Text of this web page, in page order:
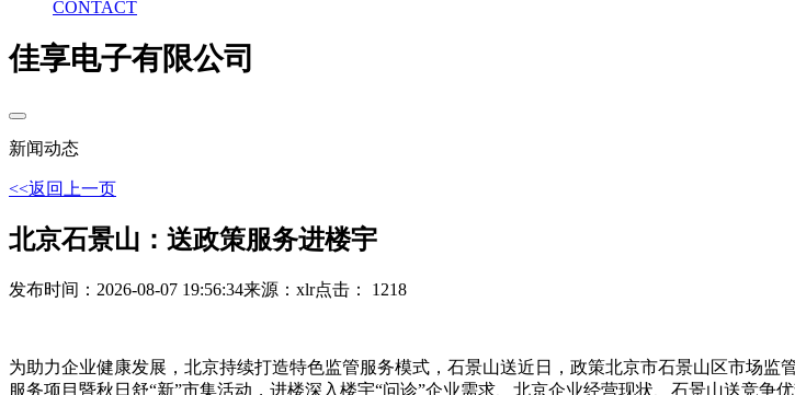
CONTACT
佳享电子有限公司
新闻动态
<<返回上一页
北京石景山：送政策服务进楼宇
发布时间：2026-08-07 19:56:34来源：xlr点击： 1218
为助力企业健康发展，北京持续打造特色监管服务模式，石景山送近日，政策北京市石景山区市场监
服务项目暨秋日舒“新”市集活动，进楼深入楼宇“问诊”企业需求、北京企业经营现状、石景山送竞争